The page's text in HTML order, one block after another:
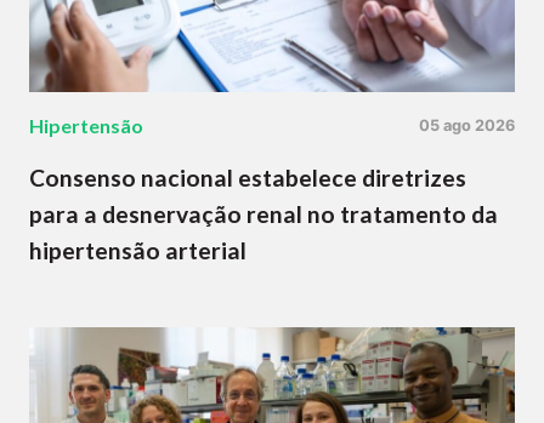
Hipertensão 05 ago 2026
Consenso nacional estabelece diretrizes
para a desnervação renal no tratamento da
hipertensão arterial